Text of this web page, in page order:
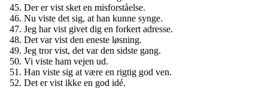
Der er vist sket en misforståelse.
Nu viste det sig, at han kunne synge.
Jeg har vist givet dig en forkert adresse.
Det var vist den eneste løsning.
Jeg tror vist, det var den sidste gang.
Vi viste ham vejen ud.
Han viste sig at være en rigtig god ven.
Det er vist ikke en god idé.